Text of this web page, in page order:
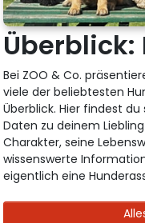
Überblick:
Bei ZOO & Co.
viele der beliebtesten
Überblick. Hier findest
Daten zu deinem
Charakter, seine
wissenswerte
eigentlich eine